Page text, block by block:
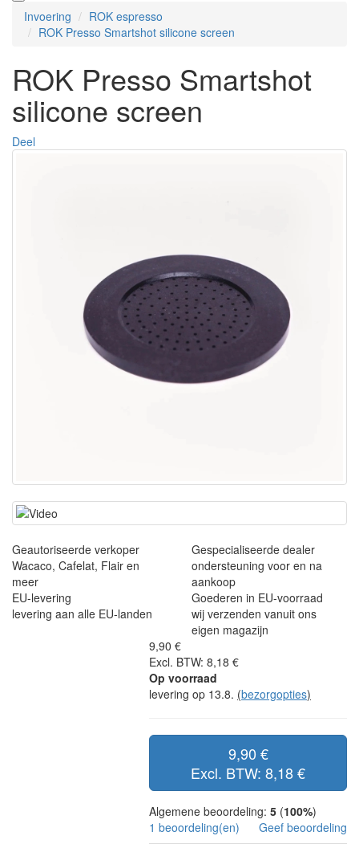
Invoering
ROK espresso
ROK Presso Smartshot silicone screen
ROK Presso Smartshot
silicone screen
Deel
Geautoriseerde verkoper
Wacaco, Cafelat, Flair en
meer
Gespecialiseerde dealer
ondersteuning voor en na
aankoop
EU-levering
levering aan alle EU-landen
Goederen in EU-voorraad
wij verzenden vanuit ons
eigen magazijn
9,90 €
Excl. BTW: 8,18 €
Op voorraad
levering op 13.8. (bezorgopties)
9,90 €
Excl. BTW: 8,18 €
Algemene beoordeling: 5 (100%)
1 beoordeling(en)
Geef beoordeling